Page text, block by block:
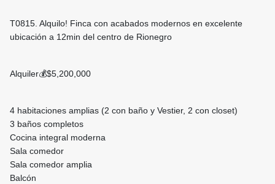
T0815. Alquilo! Finca con acabados modernos en excelente
ubicación a 12min del centro de Rionegro
Alquiler💰$5,200,000
4 habitaciones amplias (2 con baño y Vestier, 2 con closet)
3 baños completos
Cocina integral moderna
Sala comedor
Sala comedor amplia
Balcón